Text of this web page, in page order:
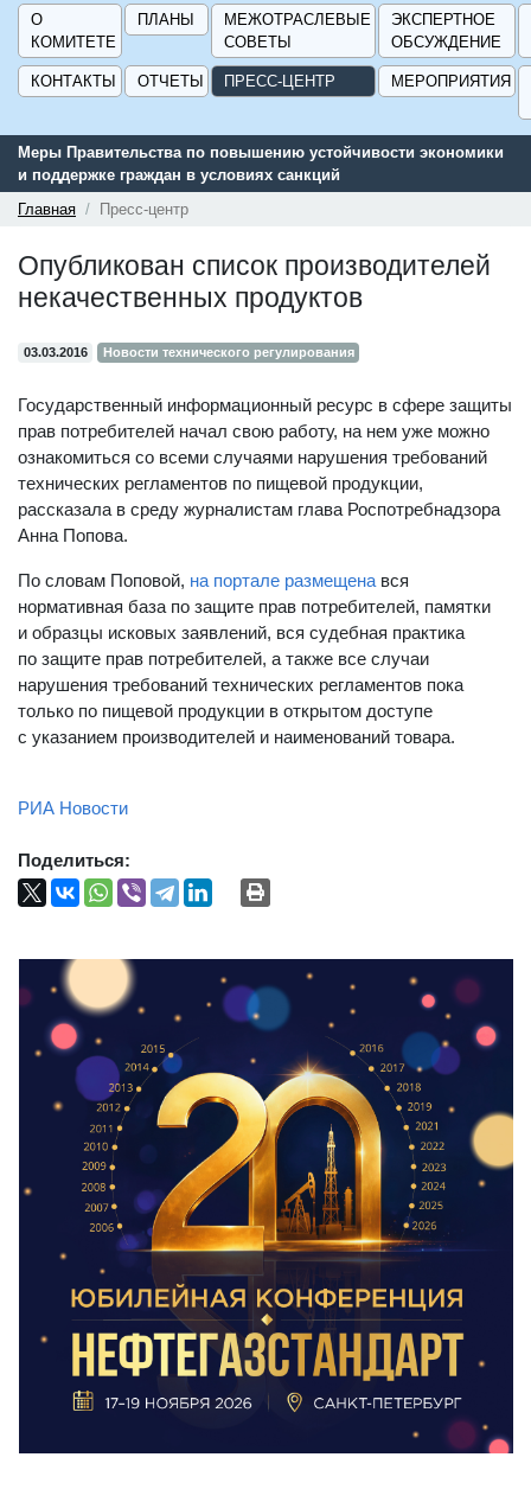
О
КОМИТЕТЕ
ПЛАНЫ
МЕЖОТРАСЛЕВЫЕ
СОВЕТЫ
ЭКСПЕРТНОЕ
ОБСУЖДЕНИЕ
КОНТАКТЫ ОТЧЕТЫ ПРЕСС-ЦЕНТР МЕРОПРИЯТИЯ
Меры Правительства по повышению устойчивости экономики
и поддержке граждан в условиях санкций
Главная
Пресс-центр
Опубликован список производителей
некачественных продуктов
03.03.2016 Новости технического регулирования
Государственный информационный ресурс в сфере защиты
прав потребителей начал свою работу, на нем уже можно
ознакомиться со всеми случаями нарушения требований
технических регламентов по пищевой продукции,
рассказала в среду журналистам глава Роспотребнадзора
Анна Попова.
По словам Поповой, на портале размещена вся
нормативная база по защите прав потребителей, памятки
и образцы исковых заявлений, вся судебная практика
по защите прав потребителей, а также все случаи
нарушения требований технических регламентов пока
только по пищевой продукции в открытом доступе
с указанием производителей и наименований товара.
РИА Новости
Поделиться: